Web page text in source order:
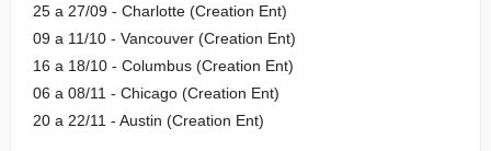
25 a 27/09 - Charlotte (Creation Ent)
09 a 11/10 - Vancouver (Creation Ent)
16 a 18/10 - Columbus (Creation Ent)
06 a 08/11 - Chicago (Creation Ent)
20 a 22/11 - Austin (Creation Ent)